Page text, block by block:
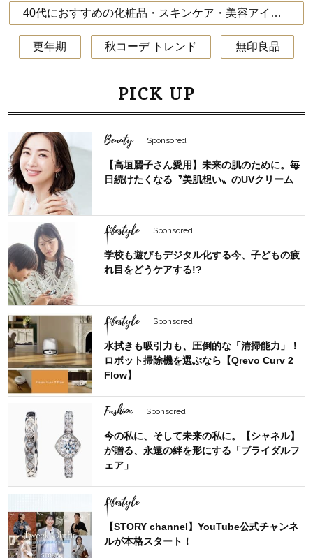
40代におすすめの化粧品・スキンケア・美容アイテム
更年期 秋コーデ トレンド 無印良品
PICK UP
Beauty Sponsored
【高垣麗子さん愛用】未来の肌のために。毎
日続けたくなる〝美肌想い〟のUVクリーム
Lifestyle Sponsored
学校も遊びもデジタル化する今、子どもの疲
れ目をどうケアする!?
Lifestyle Sponsored
水拭きも吸引力も、圧倒的な「清掃能力」！
ロボット掃除機を選ぶなら【Qrevo Curv 2
Flow】
Fashion Sponsored
今の私に、そして未来の私に。【シャネル】
が贈る、永遠の絆を形にする「ブライダルフ
ェア」
Lifestyle
【STORY channel】YouTube公式チャンネ
ルが本格スタート！